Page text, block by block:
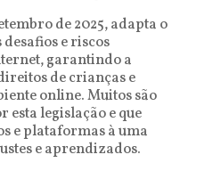
de 2025, adapta o
desafios e riscos
garantindo a
de crianças e
online. Muitos são
esta legislação e que
e plataformas à uma
e aprendizados.